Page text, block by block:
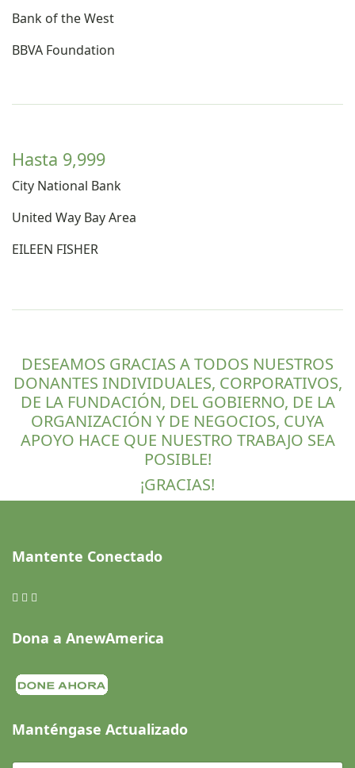
Bank of the West
BBVA Foundation
Hasta 9,999
City National Bank
United Way Bay Area
EILEEN FISHER
DESEAMOS GRACIAS A TODOS NUESTROS
DONANTES INDIVIDUALES, CORPORATIVOS,
DE LA FUNDACIÓN, DEL GOBIERNO, DE LA
ORGANIZACIÓN Y DE NEGOCIOS, CUYA
APOYO HACE QUE NUESTRO TRABAJO SEA
POSIBLE!
¡GRACIAS!
Mantente Conectado
Dona a AnewAmerica
Manténgase Actualizado